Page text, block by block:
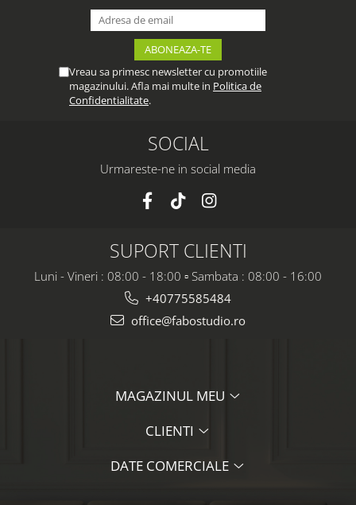
Vreau sa primesc newsletter cu promotiile
magazinului. Afla mai multe in Politica de
Confidentialitate.
SOCIAL
Urmareste-ne in social media
SUPORT CLIENTI
Luni - Vineri : 08:00 - 18:00 ▫️ Sambata : 08:00 - 16:00
+40775585484
office@fabostudio.ro
MAGAZINUL MEU
CLIENTI
DATE COMERCIALE